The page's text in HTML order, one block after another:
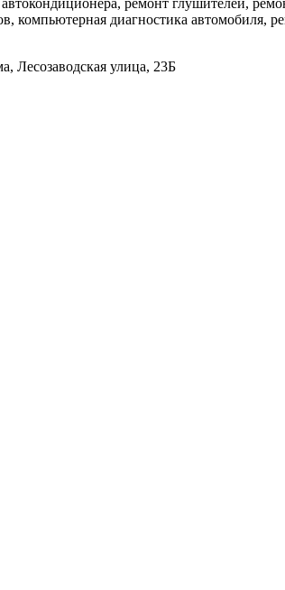
компьютерная диагностика автомобиля,
Лесозаводская улица, 23Б